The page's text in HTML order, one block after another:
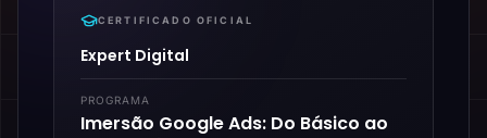
CERTIFICADO OFICIAL
Expert Digital
PROGRAMA
Imersão Google Ads: Do Básico ao